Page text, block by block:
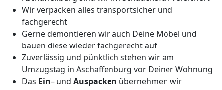
Wir verpacken alles transportsicher und
fachgerecht
Gerne demontieren wir auch Deine Möbel und
bauen diese wieder fachgerecht auf
Zuverlässig und pünktlich stehen wir am
Umzugstag in Aschaffenburg vor Deiner Wohnung
Das Ein– und Auspacken übernehmen wir